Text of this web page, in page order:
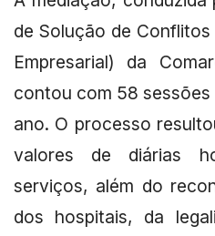
de Solução de
Empresarial) da
contou com 58
ano. O processo
valores de diárias
serviços, além do
dos hospitais, da